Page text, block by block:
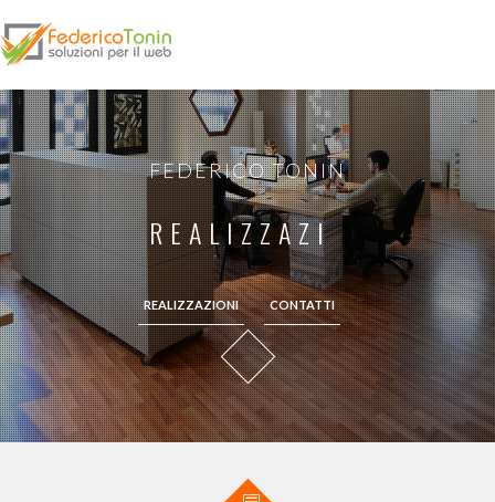
FEDERICO TONIN
REALIZZAZ
REALIZZAZIONI CONTATTI